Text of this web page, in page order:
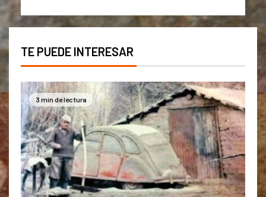
TE PUEDE INTERESAR
3 min de lectura